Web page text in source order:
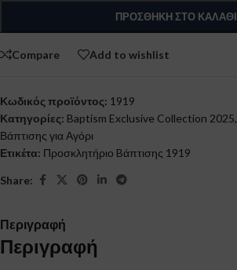
ΠΡΟΣΘΉΚΗ ΣΤΟ ΚΑΛΆΘΙ
Compare Add to wishlist
Κωδικός προϊόντος: 1919
Κατηγορίες: Baptism Exclusive Collection 2025,
Βάπτισης για Αγόρι
Ετικέτα: Προσκλητήριο Bάπτισης 1919
Share:
Περιγραφή
Περιγραφή